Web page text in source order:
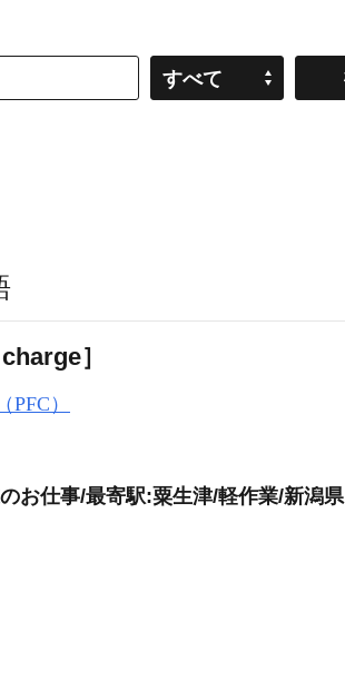
すべて
］
PFC）
お仕事/最寄駅:粟生津/軽作業/新潟県